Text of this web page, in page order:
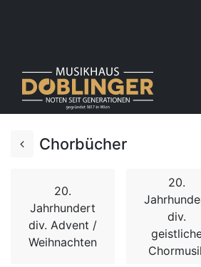
Chorbücher
20.
Jahrhundert
div. Advent /
Weihnachten
20.
div.